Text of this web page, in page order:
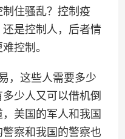
住骚乱？控制疫
是控制人，后者情
控制。
，这些人需要多少
少人又可以借机倒
美国的军人和我国
察和我国的警察也